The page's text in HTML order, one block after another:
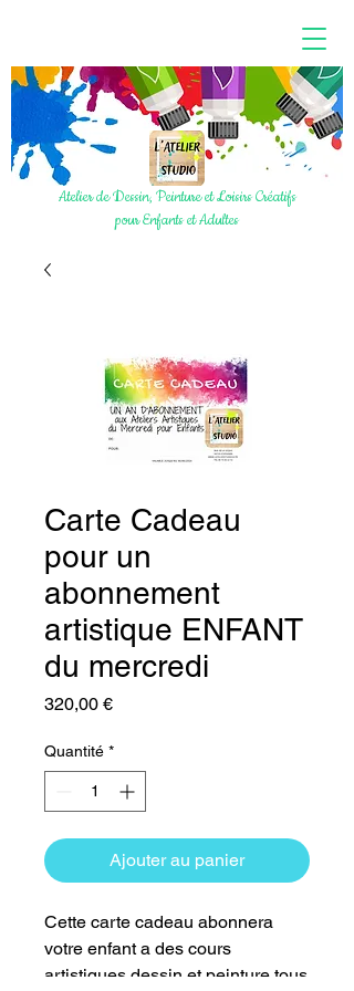
Atelier de Dessin, Peinture et Loisirs Créatifs
pour Enfants et Adultes
Carte Cadeau
pour un
abonnement
artistique ENFANT
du mercredi
320,00 €Prix
Quantité *
Ajouter au panier
Cette carte cadeau abonnera
votre enfant a des cours
artistiques dessin et peinture tous